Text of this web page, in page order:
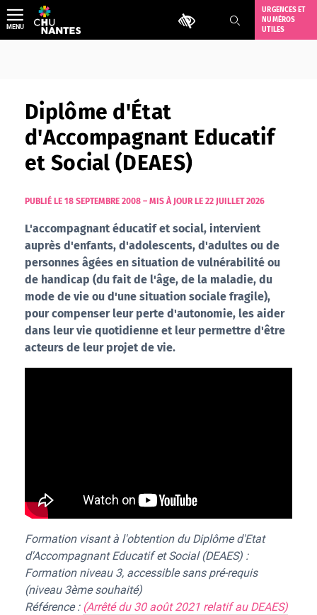
Aller
au
contenu
Outils d'accessibilité
URGENCES ET
NUMÉROS
UTILES
MENU
Diplôme d'État
d'Accompagnant Educatif
et Social (DEAES)
PUBLIÉ LE 18 SEPTEMBRE 2008 – MIS À JOUR LE 22 JUILLET 2026
L'accompagnant éducatif et social, intervient
auprès d'enfants, d'adolescents, d'adultes ou de
personnes âgées en situation de vulnérabilité ou
de handicap (du fait de l'âge, de la maladie, du
mode de vie ou d'une situation sociale fragile),
pour compenser leur perte d'autonomie, les aider
dans leur vie quotidienne et leur permettre d'être
acteurs de leur projet de vie.
Formation visant à l'obtention du Diplôme d'Etat
d'Accompagnant Educatif et Social (DEAES) :
Formation niveau 3, accessible sans pré-requis
(niveau 3ème souhaité)
Référence :(Arrêté du 30 août 2021 relatif au DEAES)